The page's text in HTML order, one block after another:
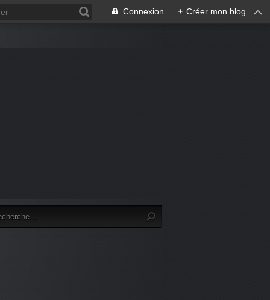
Connexion + Créer mon blog